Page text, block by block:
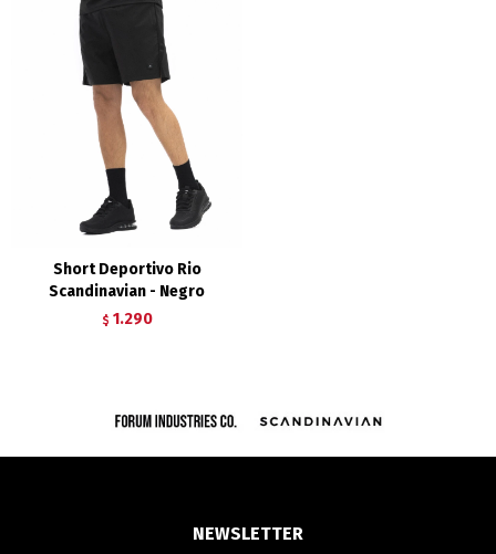
Short Deportivo Rio
Scandinavian - Negro
$ 1.290
NEWSLETTER